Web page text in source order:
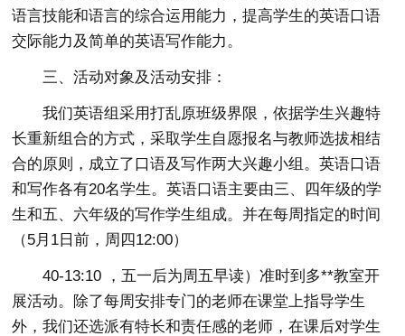
语言技能和语言的综合运用能力，提高学生的英语口语
交际能力及简单的英语写作能力。
三、活动对象及活动安排：
我们英语组采用打乱原班级界限，依据学生兴趣特
长重新组合的方式，采取学生自愿报名与教师选拔相结
合的原则，成立了口语及写作两大兴趣小组。英语口语
和写作各有20名学生。英语口语主要由三、四年级的学
生和五、六年级的写作学生组成。并在每周指定的时间
（5月1日前，周四12:00）
40-13:10 ，五一后为周五早读）准时到多**教室开
展活动。除了每周安排专门的老师在课堂上指导学生
外，我们还选派有特长和责任感的老师，在课后对学生